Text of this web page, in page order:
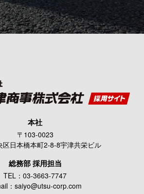
本社
〒 103-0023
区日本橋本町2-8-8宇津共栄ビル
総務部 採用担当
TEL： 03-3663-7747
： saiyo@utsu-corp.com